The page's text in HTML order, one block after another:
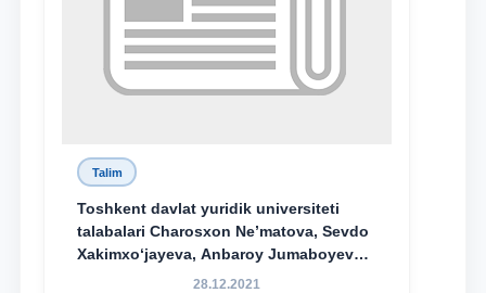
Talim
Toshkent davlat yuridik universiteti
talabalari Charosxon Ne’matova, Sevdo
Xakimxo‘jayeva, Anbaroy Jumaboyeva
hamda TDYU qoshidagi M.S.Vosiqova
28.12.2021